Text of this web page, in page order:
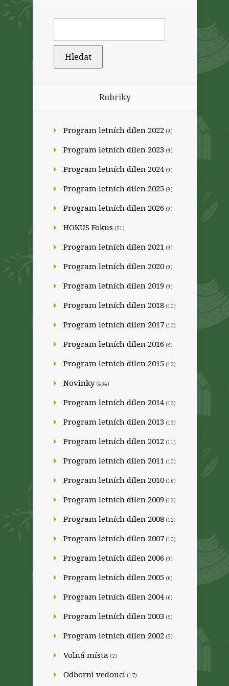
Rubriky
Program letních dílen 2022 (9)
Program letních dílen 2023 (9)
Program letních dílen 2024 (9)
Program letních dílen 2025 (9)
Program letních dílen 2026 (9)
HOKUS Fokus (51)
Program letních dílen 2021 (9)
Program letních dílen 2020 (9)
Program letních dílen 2019 (9)
Program letních dílen 2018 (10)
Program letních dílen 2017 (10)
Program letních dílen 2016 (8)
Program letních dílen 2015 (13)
Novinky(464)
Program letních dílen 2014 (13)
Program letních dílen 2013 (13)
Program letních dílen 2012 (11)
Program letních dílen 2011 (10)
Program letních dílen 2010 (16)
Program letních dílen 2009 (13)
Program letních dílen 2008 (12)
Program letních dílen 2007 (10)
Program letních dílen 2006 (9)
Program letních dílen 2005 (6)
Program letních dílen 2004 (6)
Program letních dílen 2003 (5)
Program letních dílen 2002 (5)
Volná místa (2)
Odborní vedoucí (17)